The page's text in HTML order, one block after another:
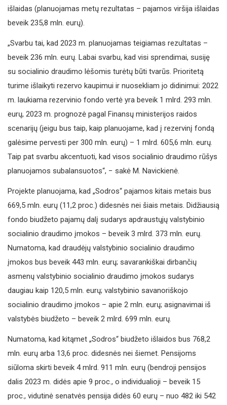
išlaidas (planuojamas metų rezultatas – pajamos viršija išlaidas
beveik 235,8 mln. eurų).
„Svarbu tai, kad 2023 m. planuojamas teigiamas rezultatas –
beveik 236 mln. eurų. Labai svarbu, kad visi sprendimai, susiję
su socialinio draudimo lėšomis turėtų būti tvarūs. Prioritetą
turime išlaikyti rezervo kaupimui ir nuosekliam jo didinimui: 2022
m. laukiama rezervinio fondo vertė yra beveik 1 mlrd. 293 mln.
eurų, 2023 m. prognozė pagal Finansų ministerijos raidos
scenarijų (jeigu bus taip, kaip planuojame, kad į rezervinį fondą
galėsime pervesti per 300 mln. eurų) – 1 mlrd. 605,6 mln. eurų.
Taip pat svarbu akcentuoti, kad visos socialinio draudimo rūšys
planuojamos subalansuotos“, − sakė M. Navickienė.
Projekte planuojama, kad „Sodros“ pajamos kitais metais bus
669,5 mln. eurų (11,2 proc.) didesnės nei šiais metais. Didžiausią
fondo biudžeto pajamų dalį sudarys apdraustųjų valstybinio
socialinio draudimo įmokos – beveik 3 mlrd. 373 mln. eurų.
Numatoma, kad draudėjų valstybinio socialinio draudimo
įmokos bus beveik 443 mln. eurų; savarankiškai dirbančių
asmenų valstybinio socialinio draudimo įmokos sudarys
daugiau kaip 120,5 mln. eurų; valstybinio savanoriškojo
socialinio draudimo įmokos – apie 2 mln. eurų; asignavimai iš
valstybės biudžeto – beveik 2 mlrd. 699 mln. eurų.
Numatoma, kad kitąmet „Sodros“ biudžeto išlaidos bus 768,2
mln. eurų arba 13,6 proc. didesnės nei šiemet. Pensijoms
siūloma skirti beveik 4 mlrd. 911 mln. eurų (bendroji pensijos
dalis 2023 m. didės apie 9 proc., o individualioji – beveik 15
proc., vidutinė senatvės pensija didės 60 eurų – nuo 482 iki 542